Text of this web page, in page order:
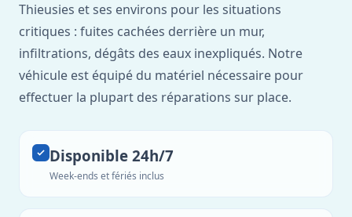
Thieusies et ses environs pour les situations
critiques : fuites cachées derrière un mur,
infiltrations, dégâts des eaux inexpliqués. Notre
véhicule est équipé du matériel nécessaire pour
effectuer la plupart des réparations sur place.
Disponible 24h/7
Week-ends et fériés inclus